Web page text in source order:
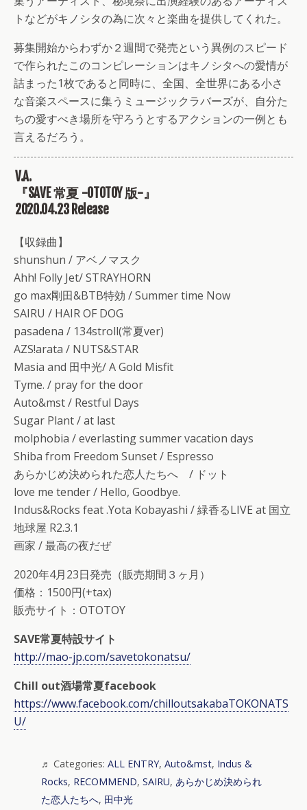
トなどがキノシタの為に次々と楽曲を提供してくれた。
募集開始からわずか２週間で発売という異例のスピード
で作られたこのコンピレーションはキノシタへの愛情が
詰まった1枚であると同時に、全国、全世界にある小さ
な音楽スペースに集うミュージックラバーズが、自分た
ちの愛すべき場所を守ろうとするアクションの一例とも
言えるだろう。
V.A.
『SAVE 常夏 -OTOTOY 版-』
2020.04.23 Release
【収録曲】
shunshun / アベノマスク
Ahh! Folly Jet/ STRAYHORN
go max剛田&BTB特効 / Summer time Now
SAIRU / HAIR OF DOG
pasadena / 134stroll(常夏ver)
AZS!arata / NUTS&STAR
Masia and 田中光/ A Gold Misfit
Tyme. / pray for the door
Auto&mst / Restful Days
Sugar Plant / at last
molphobia / everlasting summer vacation days
Shiba from Freedom Sunset / Espresso
あらかじめ決められた恋人たちへ / ドット
love me tender / Hello, Goodbye.
Indus&Rocks feat .Yota Kobayashi / 緑香るLIVE at 国立
地球屋 R2.3.1
画家 / 最高の夜だぜ
2020年4月23日発売（販売期間３ヶ月）
価格：1500円(+tax)
販売サイト：OTOTOY
SAVE常夏特設サイト
http://mao-jp.com/savetokonatsu/
Chill out酒場常夏facebook
https://www.facebook.com/chilloutsakabaTOKONATS
U/
Categories: ALL ENTRY, Auto&mst, Indus &
Rocks, RECOMMEND, SAIRU, あらかじめ決められ
た恋人たちへ, 田中光